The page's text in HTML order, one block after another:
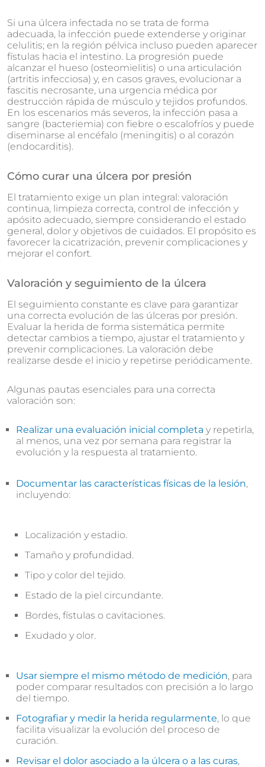
Si una úlcera infectada no se trata de forma
adecuada, la infección puede extenderse y originar
celulitis; en la región pélvica incluso pueden aparecer
fístulas hacia el intestino. La progresión puede
alcanzar el hueso (osteomielitis) o una articulación
(artritis infecciosa) y, en casos graves, evolucionar a
fascitis necrosante, una urgencia médica por
destrucción rápida de músculo y tejidos profundos.
En los escenarios más severos, la infección pasa a
sangre (bacteriemia) con fiebre o escalofríos y puede
diseminarse al encéfalo (meningitis) o al corazón
(endocarditis).
Cómo curar una úlcera por presión
El tratamiento exige un plan integral: valoración
continua, limpieza correcta, control de infección y
apósito adecuado, siempre considerando el estado
general, dolor y objetivos de cuidados. El propósito es
favorecer la cicatrización, prevenir complicaciones y
mejorar el confort.
Valoración y seguimiento de la úlcera
El seguimiento constante es clave para garantizar
una correcta evolución de las úlceras por presión.
Evaluar la herida de forma sistemática permite
detectar cambios a tiempo, ajustar el tratamiento y
prevenir complicaciones. La valoración debe
realizarse desde el inicio y repetirse periódicamente.
Algunas pautas esenciales para una correcta
valoración son:
Realizar una evaluación inicial completa y repetirla,
al menos, una vez por semana para registrar la
evolución y la respuesta al tratamiento.
Documentar las características físicas de la lesión,
incluyendo:
Localización y estadio.
Tamaño y profundidad.
Tipo y color del tejido.
Estado de la piel circundante.
Bordes, fístulas o cavitaciones.
Exudado y olor.
Usar siempre el mismo método de medición, para
poder comparar resultados con precisión a lo largo
del tiempo.
Fotografiar y medir la herida regularmente, lo que
facilita visualizar la evolución del proceso de
curación.
Revisar el dolor asociado a la úlcera o a las curas,